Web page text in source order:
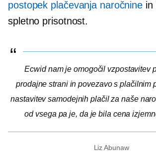
postopek plačevanja naročnine in
spletno prisotnost.
Ecwid nam je omogočil vzpostavitev
prodajne strani in povezavo s plačilnim
nastavitev samodejnih plačil za naše
od vsega pa je, da je bila cena
Liz Abunaw